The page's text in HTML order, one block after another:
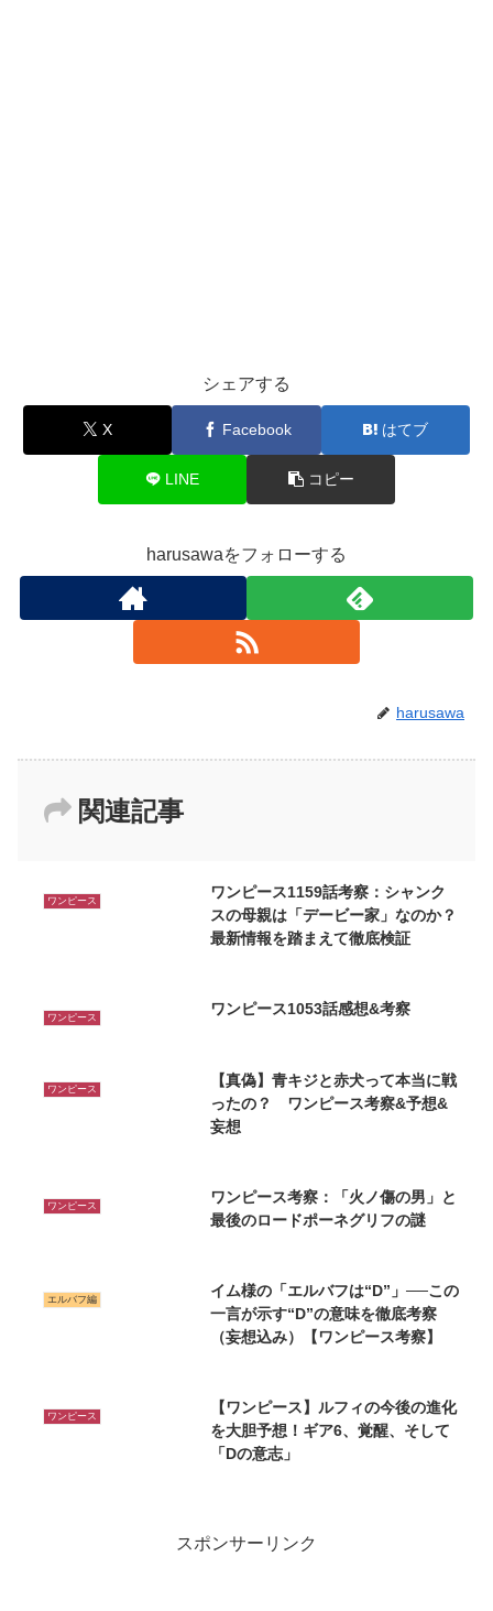
シェアする
X Facebook はてブ
LINE コピー
harusawaをフォローする
harusawa
関連記事
ワンピース
ワンピース1159話考察：シャンク
スの母親は「デービー家」なのか？
最新情報を踏まえて徹底検証
ワンピース ワンピース1053話感想&考察
ワンピース
【真偽】青キジと赤犬って本当に戦
ったの？ ワンピース考察&予想&
妄想
ワンピース
ワンピース考察：「火ノ傷の男」と
最後のロードポーネグリフの謎
エルバフ編
イム様の「エルバフは“D”」──この
一言が示す“D”の意味を徹底考察
（妄想込み）【ワンピース考察】
ワンピース
【ワンピース】ルフィの今後の進化
を大胆予想！ギア6、覚醒、そして
「Dの意志」
スポンサーリンク